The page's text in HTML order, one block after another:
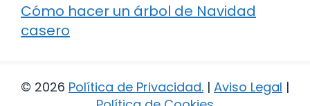
Cómo hacer un árbol de Navidad
casero
© 2026 Política de Privacidad. | Aviso Legal |